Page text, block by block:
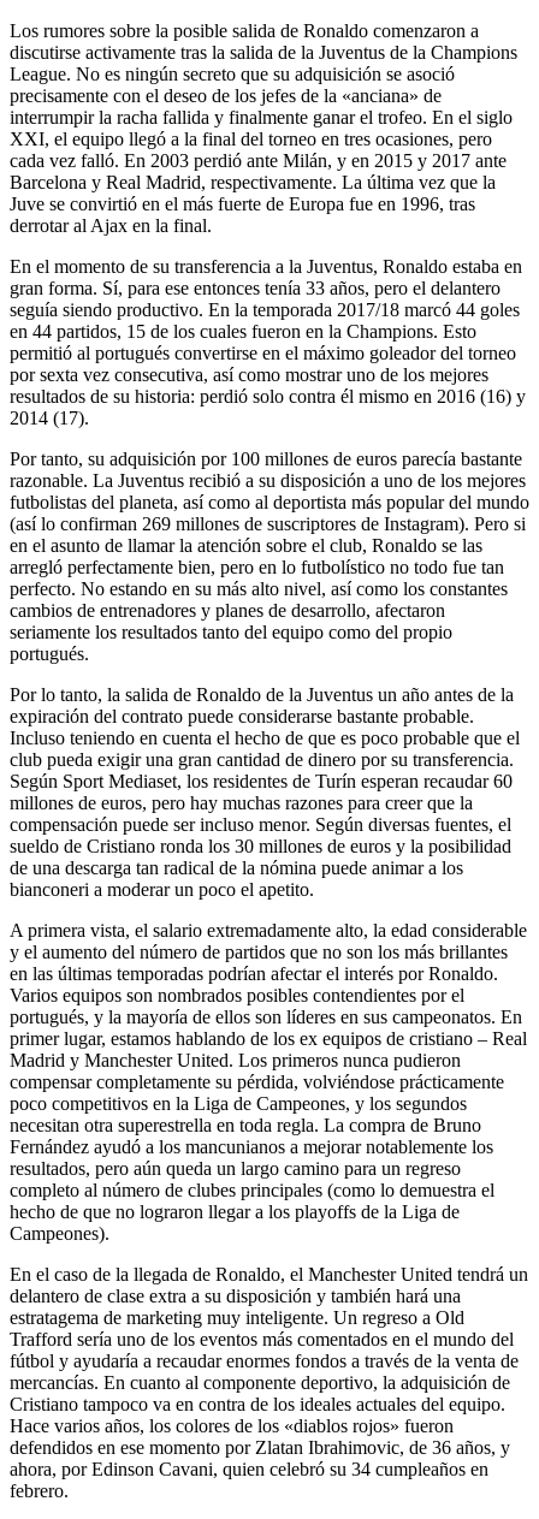
Los rumores sobre la posible salida de Ronaldo comenzaron a
discutirse activamente tras la salida de la Juventus de la Champions
League. No es ningún secreto que su adquisición se asoció
precisamente con el deseo de los jefes de la «anciana» de
interrumpir la racha fallida y finalmente ganar el trofeo. En el siglo
XXI, el equipo llegó a la final del torneo en tres ocasiones, pero
cada vez falló. En 2003 perdió ante Milán, y en 2015 y 2017 ante
Barcelona y Real Madrid, respectivamente. La última vez que la
Juve se convirtió en el más fuerte de Europa fue en 1996, tras
derrotar al Ajax en la final.
En el momento de su transferencia a la Juventus, Ronaldo estaba en
gran forma. Sí, para ese entonces tenía 33 años, pero el delantero
seguía siendo productivo. En la temporada 2017/18 marcó 44 goles
en 44 partidos, 15 de los cuales fueron en la Champions. Esto
permitió al portugués convertirse en el máximo goleador del torneo
por sexta vez consecutiva, así como mostrar uno de los mejores
resultados de su historia: perdió solo contra él mismo en 2016 (16) y
2014 (17).
Por tanto, su adquisición por 100 millones de euros parecía bastante
razonable. La Juventus recibió a su disposición a uno de los mejores
futbolistas del planeta, así como al deportista más popular del mundo
(así lo confirman 269 millones de suscriptores de Instagram). Pero si
en el asunto de llamar la atención sobre el club, Ronaldo se las
arregló perfectamente bien, pero en lo futbolístico no todo fue tan
perfecto. No estando en su más alto nivel, así como los constantes
cambios de entrenadores y planes de desarrollo, afectaron
seriamente los resultados tanto del equipo como del propio
portugués.
Por lo tanto, la salida de Ronaldo de la Juventus un año antes de la
expiración del contrato puede considerarse bastante probable.
Incluso teniendo en cuenta el hecho de que es poco probable que el
club pueda exigir una gran cantidad de dinero por su transferencia.
Según Sport Mediaset, los residentes de Turín esperan recaudar 60
millones de euros, pero hay muchas razones para creer que la
compensación puede ser incluso menor. Según diversas fuentes, el
sueldo de Cristiano ronda los 30 millones de euros y la posibilidad
de una descarga tan radical de la nómina puede animar a los
bianconeri a moderar un poco el apetito.
A primera vista, el salario extremadamente alto, la edad considerable
y el aumento del número de partidos que no son los más brillantes
en las últimas temporadas podrían afectar el interés por Ronaldo.
Varios equipos son nombrados posibles contendientes por el
portugués, y la mayoría de ellos son líderes en sus campeonatos. En
primer lugar, estamos hablando de los ex equipos de cristiano – Real
Madrid y Manchester United. Los primeros nunca pudieron
compensar completamente su pérdida, volviéndose prácticamente
poco competitivos en la Liga de Campeones, y los segundos
necesitan otra superestrella en toda regla. La compra de Bruno
Fernández ayudó a los mancunianos a mejorar notablemente los
resultados, pero aún queda un largo camino para un regreso
completo al número de clubes principales (como lo demuestra el
hecho de que no lograron llegar a los playoffs de la Liga de
Campeones).
En el caso de la llegada de Ronaldo, el Manchester United tendrá un
delantero de clase extra a su disposición y también hará una
estratagema de marketing muy inteligente. Un regreso a Old
Trafford sería uno de los eventos más comentados en el mundo del
fútbol y ayudaría a recaudar enormes fondos a través de la venta de
mercancías. En cuanto al componente deportivo, la adquisición de
Cristiano tampoco va en contra de los ideales actuales del equipo.
Hace varios años, los colores de los «diablos rojos» fueron
defendidos en ese momento por Zlatan Ibrahimovic, de 36 años, y
ahora, por Edinson Cavani, quien celebró su 34 cumpleaños en
febrero.